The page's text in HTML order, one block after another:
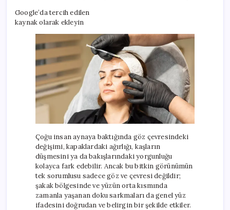
Google’da tercih edilen
kaynak olarak ekleyin
Çoğu insan aynaya baktığında göz çevresindeki
değişimi, kapaklardaki ağırlığı, kaşların
düşmesini ya da bakışlarındaki yorgunluğu
kolayca fark edebilir. Ancak bu bitkin görünümün
tek sorumlusu sadece göz ve çevresi değildir;
şakak bölgesinde ve yüzün orta kısmında
zamanla yaşanan doku sarkmaları da genel yüz
ifadesini doğrudan ve belirgin bir şekilde etkiler.